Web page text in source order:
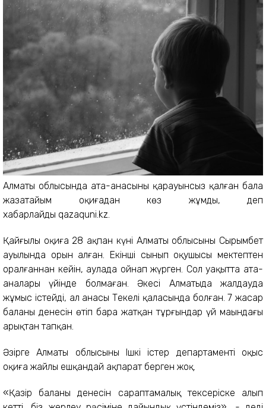
Алматы облысында ата-анасының қарауынсыз қалған бала
жазатайым оқиғадан көз жұмды, деп
хабарлайды qazaquni.kz.
Қайғылы оқиға 28 ақпан күні Алматы облысының Сырымбет
ауылында орын алған. Екінші сынып оқушысы мектептен
оралғаннан кейін, аулада ойнап жүрген. Сол уақытта ата-
аналары үйінде болмаған. Әкесі Алматыда жалдауда
жұмыс істейді, ал анасы Текелі қаласында болған. 7 жасар
баланың денесін өтіп бара жатқан тұрғындар үй маңындағы
арықтан тапқан.
Әзірге Алматы облысының Ішкі істер департаменті оқыс
оқиға жайлы ешқандай ақпарат берген жоқ.
«Қазір баланың денесін сараптамалық тексеріске алып